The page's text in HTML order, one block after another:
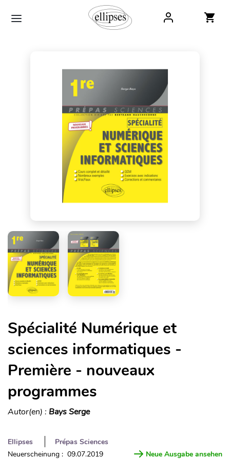
Spécialité Numérique et
sciences informatiques -
Première - nouveaux
programmes
Autor(en) : Bays Serge
Ellipses
Prépas Sciences
Neuerscheinung : 09.07.2019
Neue Ausgabe ansehen